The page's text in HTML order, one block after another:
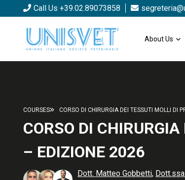
Call Us +39.02.89073858
About Us
COURSES CORSO DI CHIRURGIA DEI TESSUTI MOLLI DI
CORSO DI
– EDIZIONE 2026
Dott. Matteo Gobbetti,